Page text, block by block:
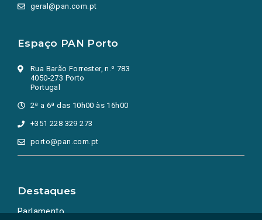
geral@pan.com.pt
Espaço PAN Porto
Rua Barão Forrester, n.º 783
4050-273 Porto
Portugal
2ª a 6ª das 10h00 às 16h00
+351 228 329 273
porto@pan.com.pt
Destaques
Parlamento